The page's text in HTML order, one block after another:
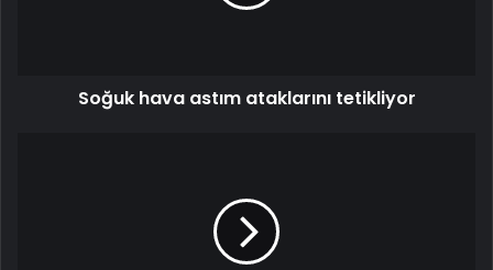
Soğuk hava astım ataklarını tetikliyor